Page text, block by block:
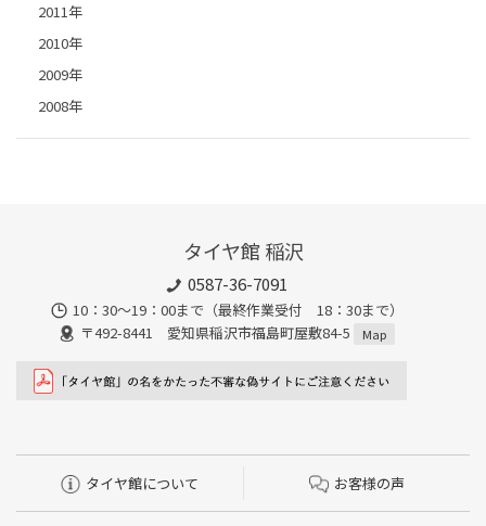
2011年
2010年
2009年
2008年
タイヤ館 稲沢
0587-36-7091
10：30～19：00まで（最終作業受付 18：30まで）
〒492-8441 愛知県稲沢市福島町屋敷84-5
Map
タイヤ館について お客様の声